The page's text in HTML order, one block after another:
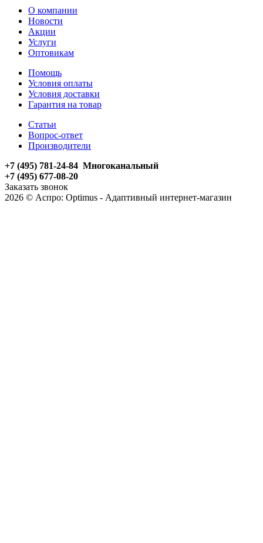
О компании
Новости
Акции
Услуги
Оптовикам
Помощь
Условия оплаты
Условия доставки
Гарантия на товар
Статьи
Вопрос-ответ
Производители
+7 (495) 781-24-84 Многоканальный
+7 (495) 677-08-20
Заказать звонок
2026 © Аспро: Optimus - Адаптивный интернет-магазин